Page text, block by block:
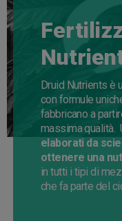
Druid Nutrients è
con formule
fabbricano a
massima qualità.
elaborati da
ottenere una
in tutti i tipi di
che fa parte del